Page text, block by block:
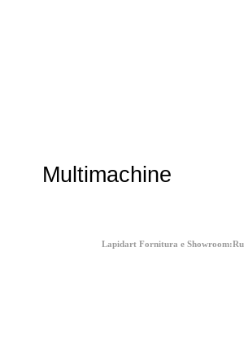
Multimachine
Lapidart Fornitura e